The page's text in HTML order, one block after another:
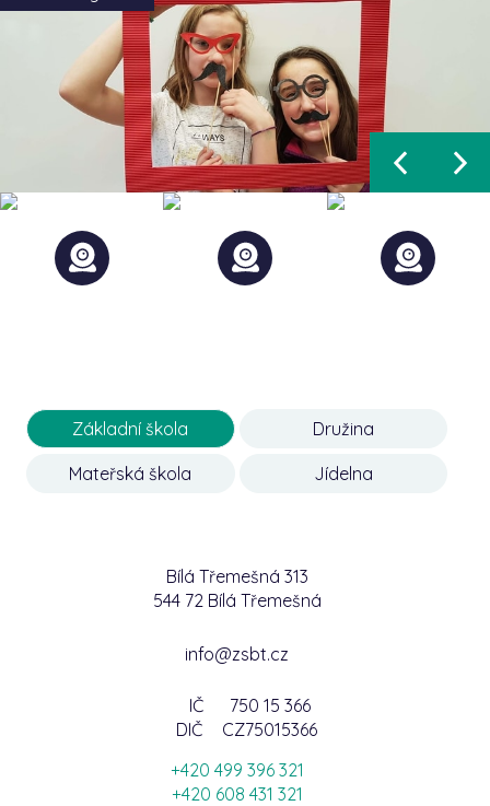
Základní škola Družina
Mateřská škola Jídelna
Bílá Třemešná 313
544 72 Bílá Třemešná
info@zsbt.cz
IČ
750 15 366
DIČ
CZ75015366
+420 499 396 321
+420 608 431 321